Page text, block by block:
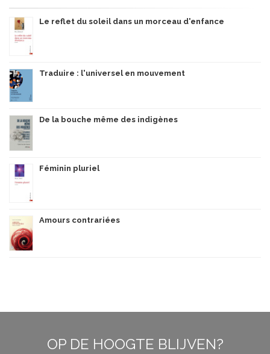
Le reflet du soleil dans un morceau d'enfance
Traduire : l'universel en mouvement
De la bouche même des indigènes
Féminin pluriel
Amours contrariées
OP DE HOOGTE BLIJVEN?